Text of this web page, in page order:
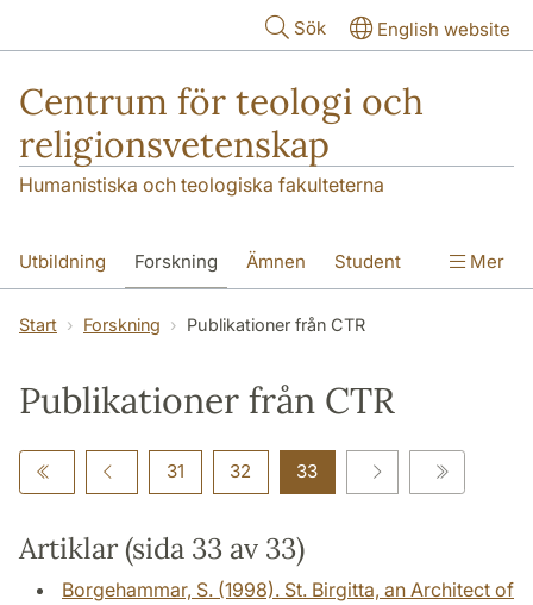
Sök English website
Centrum för teologi och
religionsvetenskap
Humanistiska och teologiska fakulteterna
Utbildning Forskning Ämnen Student
Institutionen
Mer
Start Forskning Publikationer från CTR
Publikationer från CTR
31 32 33
Artiklar (sida 33 av 33)
Borgehammar, S. (1998). St. Birgitta, an Architect of